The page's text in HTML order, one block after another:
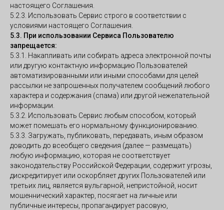
настоящего Соглашения.
5.2.3. Использовать Сервис строго в соответствии с
условиями настоящего Соглашения.
5.3. При использовании Сервиса Пользователю
запрещается:
5.3.1. Накапливать или собирать адреса электронной почты
или другую контактную информацию Пользователей
автоматизированными или иными способами для целей
рассылки не запрошенных получателем сообщений любого
характера и содержания (спама) или другой нежелательной
информации.
5.3.2. Использовать Сервис любым способом, который
может помешать его нормальному функционированию.
5.3.3. Загружать, публиковать, передавать, иным образом
доводить до всеобщего сведения (далее — размещать)
любую информацию, которая не соответствует
законодательству Российской Федерации, содержит угрозы,
дискредитирует или оскорбляет других Пользователей или
третьих лиц, является вульгарной, непристойной, носит
мошеннический характер, посягает на личные или
публичные интересы, пропагандирует расовую,